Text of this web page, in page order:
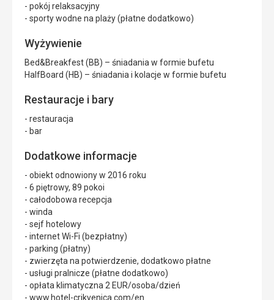
- pokój relaksacyjny
- sporty wodne na plaży (płatne dodatkowo)
Wyżywienie
Bed&Breakfest (BB) – śniadania w formie bufetu
HalfBoard (HB) – śniadania i kolacje w formie bufetu
Restauracje i bary
- restauracja
- bar
Dodatkowe informacje
- obiekt odnowiony w 2016 roku
- 6 piętrowy, 89 pokoi
- całodobowa recepcja
- winda
- sejf hotelowy
- internet Wi-Fi (bezpłatny)
- parking (płatny)
- zwierzęta na potwierdzenie, dodatkowo płatne
- usługi pralnicze (płatne dodatkowo)
- opłata klimatyczna 2 EUR/osoba/dzień
- www.hotel-crikvenica.com/en